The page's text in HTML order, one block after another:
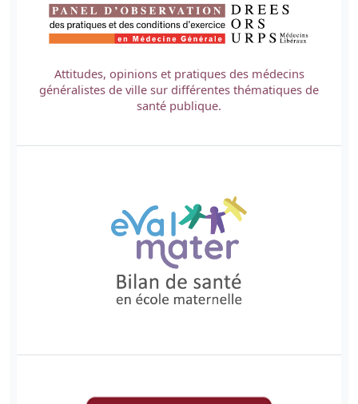
Attitudes, opinions et pratiques des médecins
généralistes de ville sur différentes thématiques de
santé publique.